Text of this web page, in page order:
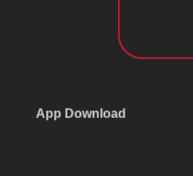
App Download